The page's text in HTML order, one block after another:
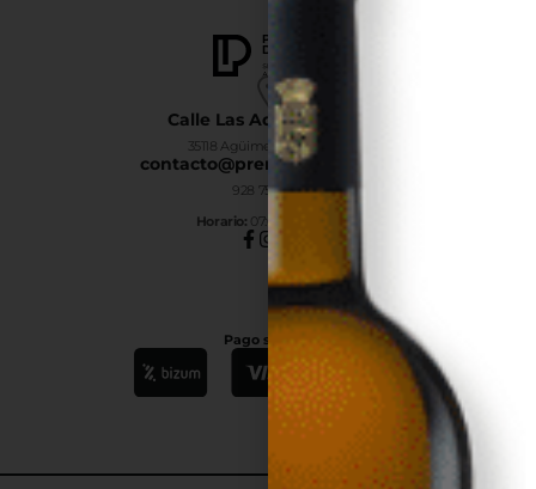
Calle Las Adelfas Nº6-B
35118 Agüimes, Las Palmas
contacto@premiumdrinks.es
928 754 363
Horario: 07:00h a 15:00h
Pago seguro